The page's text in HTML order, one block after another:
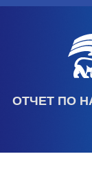
ОТЧЕТ ПО